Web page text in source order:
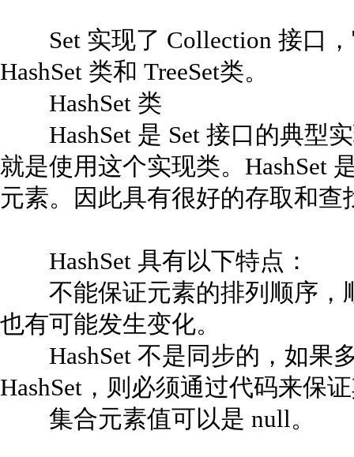
Set 实现了 Collection 接口，
HashSet 类和 TreeSet类。
HashSet 类
HashSet 是 Set 接口的典型
就是使用这个实现类。HashSet
元素。因此具有很好的存取和查
HashSet 具有以下特点：
不能保证元素的排列顺序，
也有可能发生变化。
HashSet 不是同步的，如果
HashSet，则必须通过代码来保
集合元素值可以是 null。